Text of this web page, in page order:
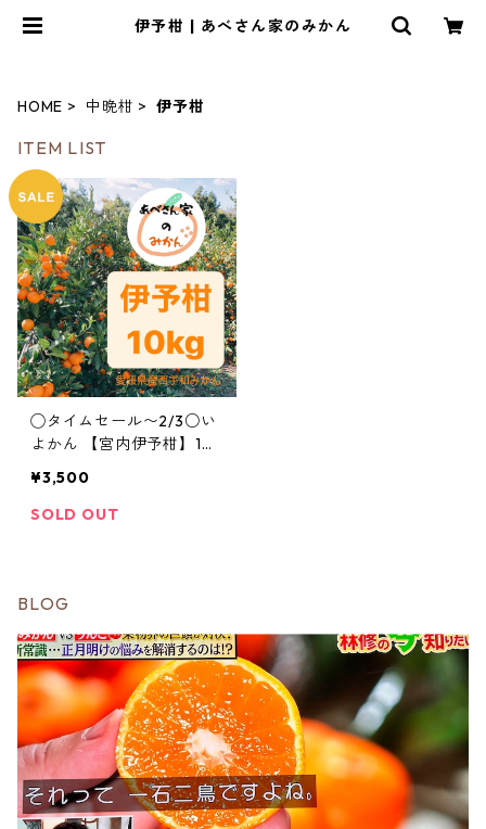
伊予柑 | あべさん家のみかん
HOME 中晩柑 伊予柑
ITEM LIST
◯タイムセール〜2/3○い
よかん 【宮内伊予柑】10k
¥3,500
SOLD OUT
BLOG